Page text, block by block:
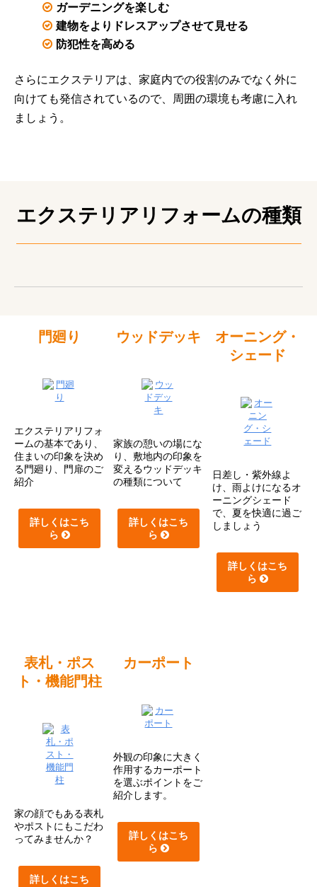
ガーデニングを楽しむ
建物をよりドレスアップさせて見せる
防犯性を高める
さらにエクステリアは、家庭内での役割のみでなく外に
向けても発信されているので、周囲の環境も考慮に入れ
ましょう。
エクステリアリフォームの種類
門廻り
エクステリアリフォ
ームの基本であり、
住まいの印象を決め
る門廻り、門扉のご
紹介
詳しくはこち
ら
ウッドデッキ
家族の憩いの場にな
り、敷地内の印象を
変えるウッドデッキ
の種類について
詳しくはこち
ら
オーニング・
シェード
日差し・紫外線よ
け、雨よけになるオ
ーニングシェード
で、夏を快適に過ご
しましょう
詳しくはこち
ら
表札・ポス
ト・機能門柱
家の顔でもある表札
やポストにもこだわ
ってみませんか？
詳しくはこち
カーポート
外観の印象に大きく
作用するカーポート
を選ぶポイントをご
紹介します。
詳しくはこち
ら